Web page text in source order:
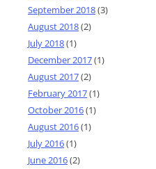
September 2018(3)
August 2018(2)
July 2018(1)
December 2017(1)
August 2017(2)
February 2017(1)
October 2016(1)
August 2016(1)
July 2016(1)
June 2016(2)